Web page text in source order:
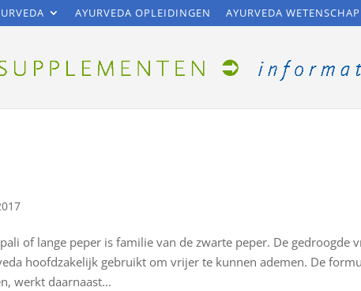
AYURVEDA OPLEIDINGEN AYURVEDA
of lange peper is familie van de zwarte peper. De gedroogde
hoofdzakelijk gebruikt om vrijer te kunnen ademen. De
werkt daarnaast...